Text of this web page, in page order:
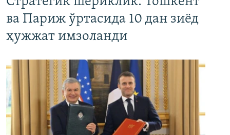
ва Париж ўртасида 10 дан зиёд
ҳужжат имзоланди